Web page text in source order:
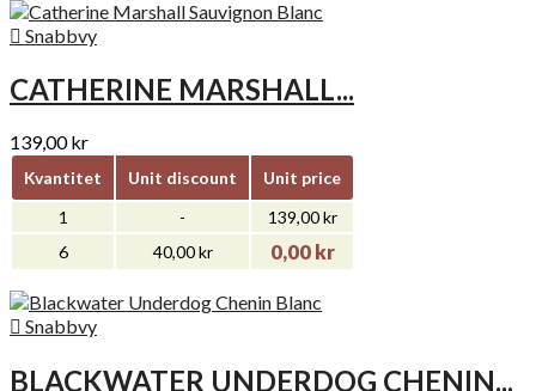
 Snabbvy
CATHERINE MARSHALL...
139,00 kr
Kvantitet Unit discount
Unit price
1
-
139,00 kr
6
40,00 kr 0,00 kr
 Snabbvy
BLACKWATER UNDERDOG CHENIN...